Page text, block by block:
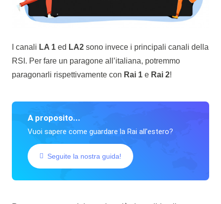
I canali LA 1ed LA2sono invece i principali canali della
RSI. Per fare un paragone all’italiana, potremmo
paragonarli rispettivamente con Rai 1e Rai 2!
A proposito...
Vuoi sapere come guardare la Rai all'estero?
Seguite la nostra guida!